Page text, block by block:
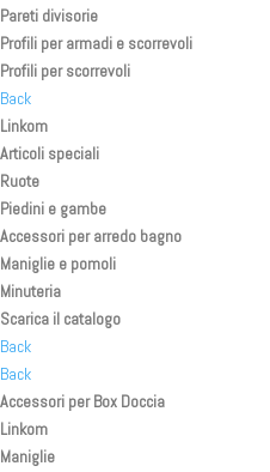
Pareti divisorie
Profili per armadi e scorrevoli
Profili per scorrevoli
Back
Linkom
Articoli speciali
Ruote
Piedini e gambe
Accessori per arredo bagno
Maniglie e pomoli
Minuteria
Scarica il catalogo
Back
Back
Accessori per Box Doccia
Linkom
Maniglie